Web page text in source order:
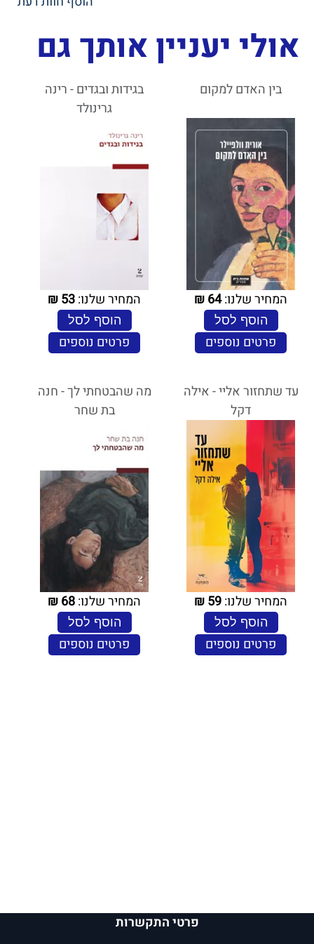
אולי יעניין אותך גם
בין האדם למקום
המחיר שלנו:64
₪
הוסף לסל
פרטים נוספים
בגידות ובגדים - רינה
גרינולד
המחיר שלנו:53
₪
הוסף לסל
פרטים נוספים
עד שתחזור אליי - אילה
דקל
המחיר שלנו:59
₪
הוסף לסל
פרטים נוספים
מה שהבטחתי לך - חנה
בת שחר
המחיר שלנו:68
₪
הוסף לסל
פרטים נוספים
פרטי התקשרות